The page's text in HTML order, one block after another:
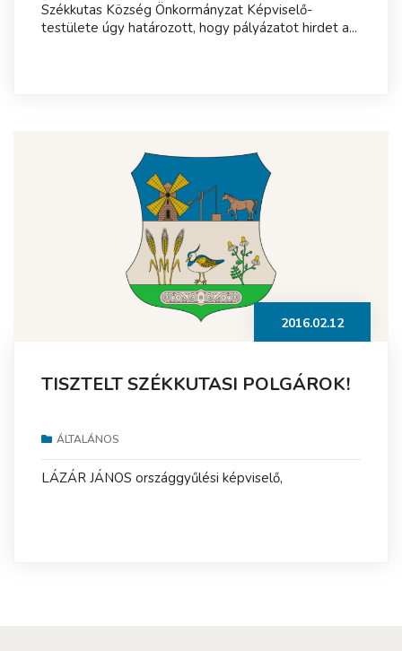
Székkutas Község Önkormányzat Képviselő-
testülete úgy határozott, hogy pályázatot hirdet a...
2016.02.12
TISZTELT SZÉKKUTASI POLGÁROK!
ÁLTALÁNOS
LÁZÁR JÁNOS országgyűlési képviselő,